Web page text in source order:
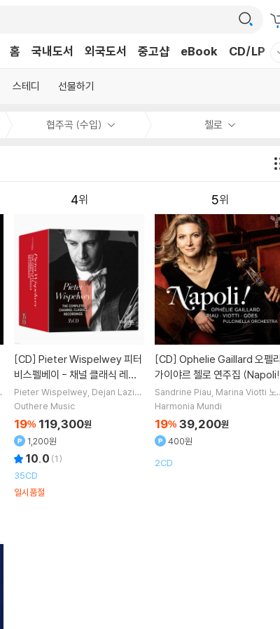
홈 국내도서 외국도서 중고샵 eBook CD/LP
스테디 선물하기
협주곡 (수입) 첼로
4
[CD]
비스펠베이 - 채널 클래식 레코
딩 전집 (The Complete Chan
nel Classics Recordings)
Pieter Wispelwey Dejan Lazic
Florilegium Orpheus Quartet
Outhere Music
19% 119,300원
1,200원
10.0 (1)
35CD
일시품절
5
[CD]
가이야르 첼로 연주집
Sandrine Piau Marina Viotti 노
Ophelie Gaillard
Harmonia Mundi
19% 39,200원
400원
2CD